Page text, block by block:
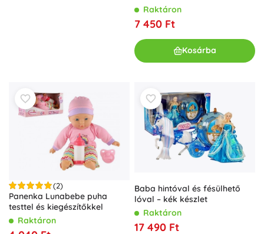
Raktáron
7 450 Ft
Kosárba
(2)
Panenka Lunabebe puha
testtel és kiegészítőkkel
Raktáron
Baba hintóval és fésülhető
lóval – kék készlet
Raktáron
17 490 Ft